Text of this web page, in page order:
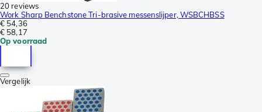
20 reviews
Work Sharp Benchstone Tri-brasive messenslijper, WSBCHBSS
€ 54,36
€ 58,17
Op voorraad
Vergelijk